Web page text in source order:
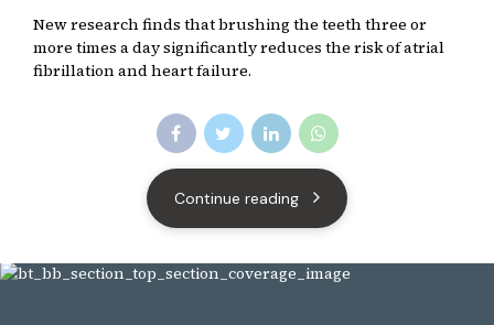
New research finds that brushing the teeth three or
more times a day significantly reduces the risk of atrial
fibrillation and heart failure.
Continue reading